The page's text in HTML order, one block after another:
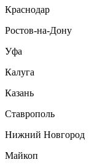
Краснодар
Ростов-на-Дону
Уфа
Калуга
Казань
Ставрополь
Нижний Новгород
Майкоп